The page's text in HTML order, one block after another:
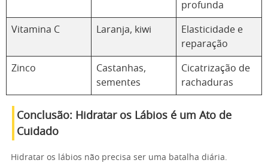
profunda
Vitamina C Laranja, kiwi
Elasticidade e
reparação
Zinco
Castanhas,
sementes
Cicatrização de
rachaduras
Conclusão: Hidratar os Lábios é um Ato de
Cuidado
Hidratar os lábios não precisa ser uma batalha diária.